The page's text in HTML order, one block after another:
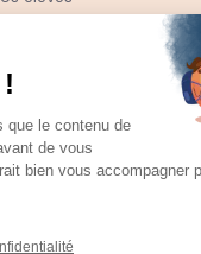
offerte
closing
pour les particuliers
pour les entrepreneurs